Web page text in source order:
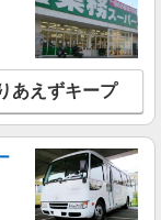
細を見る
ートタイムの看護
通費全支給(ガソリ
あえずキープ